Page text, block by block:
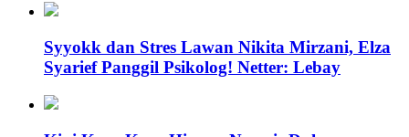
Syyokk dan Stres Lawan Nikita Mirzani, Elza
Syarief Panggil Psikolog! Netter: Lebay